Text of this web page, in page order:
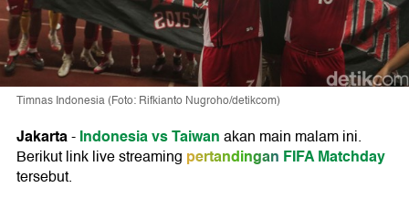
Timnas Indonesia (Foto: Rifkianto Nugroho/detikcom)
Jakarta-Indonesia vs Taiwanakan main malam ini.
Berikut link live streaming pertandingan FIFA Matchday
tersebut.